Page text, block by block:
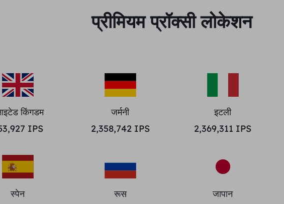
प्रीमियम प्रॉक्सी लोकेशन
किंगडम
IPS
जर्मनी
2,358,742IPS
इटली
2,369,311 IPS
स्पेन रूस जापान